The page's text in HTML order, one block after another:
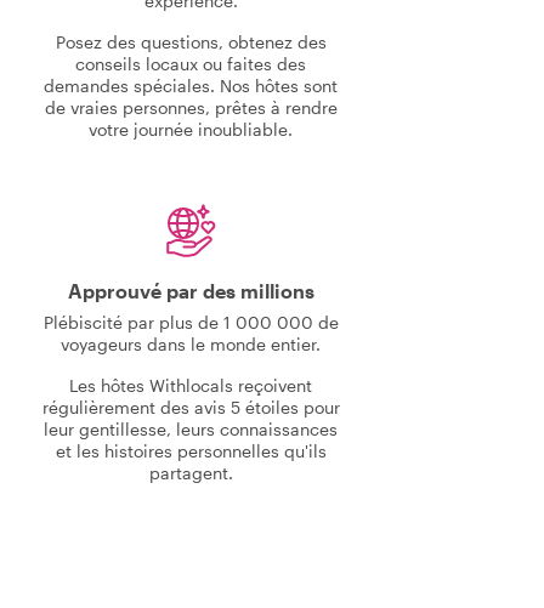
Posez des questions, obtenez des
conseils locaux ou faites des
demandes spéciales. Nos hôtes sont
de vraies personnes, prêtes à rendre
votre journée inoubliable.
Approuvé par des millions
Plébiscité par plus de 1 000 000 de
voyageurs dans le monde entier.
Les hôtes Withlocals reçoivent
régulièrement des avis 5 étoiles pour
leur gentillesse, leurs connaissances
et les histoires personnelles qu'ils
partagent.